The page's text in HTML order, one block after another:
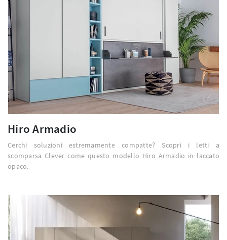
Hiro Armadio
Cerchi soluzioni estremamente compatte? Scopri i letti a
scomparsa Clever come questo modello Hiro Armadio in laccato
opaco.